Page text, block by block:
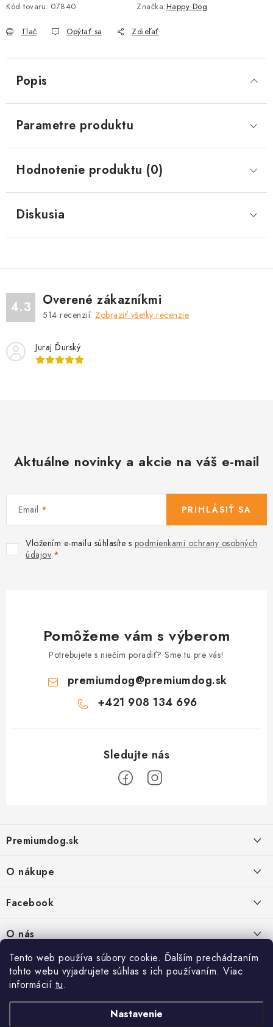
Tento web používa súbory cookie. Ďalším prechádzaním
tohto webu vyjadrujete súhlas s ich používaním. Viac
informácií tu.
Nastavenie
Kód tovaru: 07840 Značka:Happy Dog
Tlač Opýtať sa Zdieľať
Popis
Parametre produktu
Hodnotenie produktu (0)
Diskusia
4.3 Overené zákazníkmi
514 recenzií. Zobraziť všetky recenzie
Juraj Ďurský
Aktuálne novinky a akcie na váš e-mail
Email
Vložením e-mailu súhlasíte s podmienkami ochrany osobných
údajov
PRIHLÁSIŤ SA
Pomôžeme vám s výberom
Potrebujete s niečím poradiť? Sme tu pre vás!
premiumdog@premiumdog.sk
+421 908 134 696
p
ä
Premiumdog.sk
PREDAJŇA:
Petőfiho 65
Štúrovo 943 01
Po-Pia - 8:00-18:00
O nákupe
Ochrana osobných údajov
Vrátanie tovaru
Reklamácie
Facebook
O nás
Kontakty
Prečo nakúpiť u nás
Predajňa